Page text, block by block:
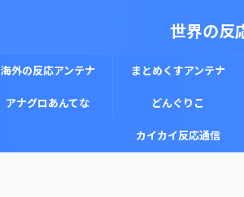
世界の
海外の反応アンテナ まとめくすアンテナ
アナグロあんてな どんぐりこ
カイカイ反応通信